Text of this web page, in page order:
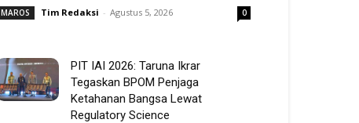
MAROS Tim Redaksi - Agustus 5, 2026 0
PIT IAI 2026: Taruna Ikrar
Tegaskan BPOM Penjaga
Ketahanan Bangsa Lewat
Regulatory Science